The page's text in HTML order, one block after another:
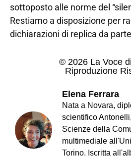
sottoposto alle norme del
Restiamo a disposizione per
dichiarazioni di replica da
© 2026 La Voce
Riproduzione
Elena Ferrara
Nata a Novara,
scientifico
Scienze della
multimediale
Torino. Iscritta